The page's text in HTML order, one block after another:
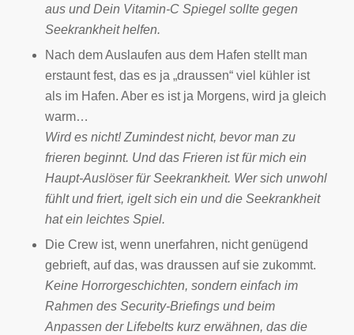
aus und Dein Vitamin-C Spiegel sollte gegen
Seekrankheit helfen.
Nach dem Auslaufen aus dem Hafen stellt man
erstaunt fest, das es ja „draussen“ viel kühler ist
als im Hafen. Aber es ist ja Morgens, wird ja gleich
warm…
Wird es nicht! Zumindest nicht, bevor man zu
frieren beginnt. Und das Frieren ist für mich ein
Haupt-Auslöser für Seekrankheit. Wer sich unwohl
fühlt und friert, igelt sich ein und die Seekrankheit
hat ein leichtes Spiel.
Die Crew ist, wenn unerfahren, nicht genügend
gebrieft, auf das, was draussen auf sie zukommt.
Keine Horrorgeschichten, sondern einfach im
Rahmen des Security-Briefings und beim
Anpassen der Lifebelts kurz erwähnen, das die